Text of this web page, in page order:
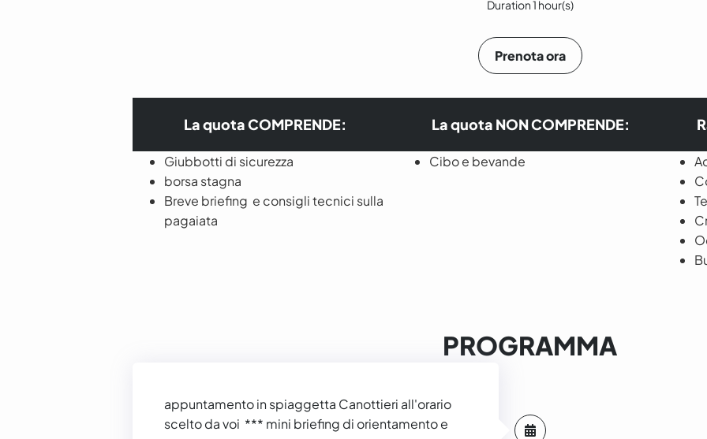
Duration 1 hour(s)
Prenota ora
La quota COMPRENDE:
Giubbotti di sicurezza
borsa stagna
Breve briefing e consigli tecnici sulla
pagaiata
La quota NON COMPRENDE:
Cibo e bevande
PROGRAMMA
appuntamento in spiaggetta Canottieri all'orario
scelto da voi *** mini briefing di orientamento e